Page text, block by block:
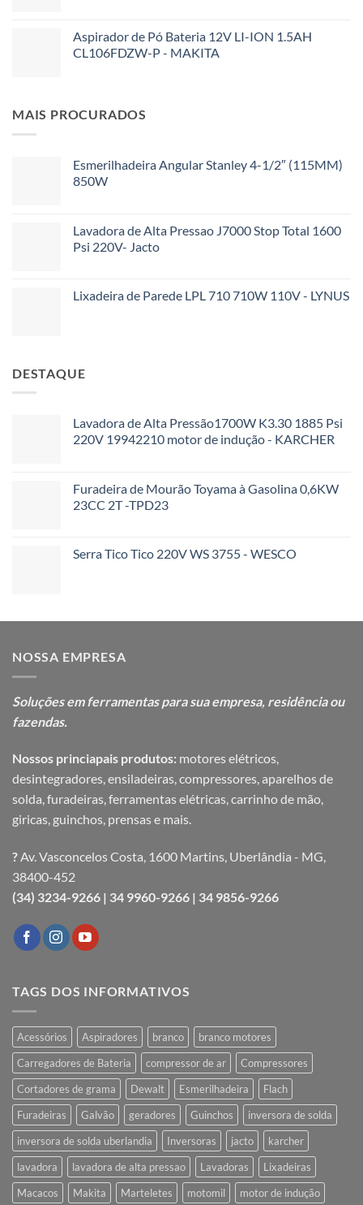
Aspirador de Pó Bateria 12V LI-ION 1.5AH
CL106FDZW-P - MAKITA
MAIS PROCURADOS
Esmerilhadeira Angular Stanley 4-1/2″ (115MM)
850W
Lavadora de Alta Pressao J7000 Stop Total 1600
Psi 220V- Jacto
Lixadeira de Parede LPL 710 710W 110V - LYNUS
DESTAQUE
Lavadora de Alta Pressão1700W K3.30 1885 Psi
220V 19942210 motor de indução - KARCHER
Furadeira de Mourão Toyama à Gasolina 0,6KW
23CC 2T -TPD23
Serra Tico Tico 220V WS 3755 - WESCO
NOSSA EMPRESA
Soluções em ferramentas para suaempresa, residência ou
fazendas.
Nossos princiapais produtos: motores elétricos,
desintegradores, ensiladeiras, compressores, aparelhos de
solda, furadeiras, ferramentas elétricas, carrinho de mão,
giricas, guinchos, prensas e mais.
?Av. Vasconcelos Costa, 1600 Martins, Uberlândia - MG,
38400-452
(34) 3234-9266 | 34 9960-9266 | 34 9856-9266
TAGS DOS INFORMATIVOS
Acessórios Aspiradores branco
branco motores
Carregadores de Bateria
compressor de ar
Compressores
Cortadores de grama
Dewalt Esmerilhadeira
Flach
Furadeiras
Galvão geradores Guinchos
inversora de solda
inversora de solda uberlandia
Inversoras jacto
karcher
lavadora
lavadora de alta pressao Lavadoras
Lixadeiras
Macacos
Makita Marteletes motomil motor de indução